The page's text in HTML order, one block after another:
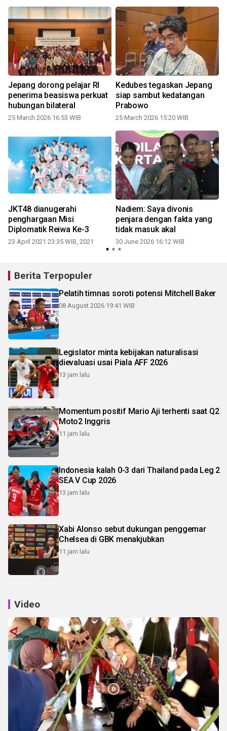
Jepang dorong pelajar RI
penerima beasiswa perkuat
hubungan bilateral
25 March 2026 16:53 WIB
Kedubes tegaskan Jepang
siap sambut kedatangan
Prabowo
25 March 2026 15:20 WIB
JKT48 dianugerahi
penghargaan Misi
Diplomatik Reiwa Ke-3
23 April 2021 23:35 WIB, 2021
Nadiem: Saya divonis
penjara dengan fakta yang
tidak masuk akal
30 June 2026 16:12 WIB
Berita Terpopuler
Pelatih timnas soroti potensi Mitchell Baker
08 August 2026 19:41 WIB
Legislator minta kebijakan naturalisasi
dievaluasi usai Piala AFF 2026
13 jam lalu
Momentum positif Mario Aji terhenti saat Q2
Moto2 Inggris
11 jam lalu
Indonesia kalah 0-3 dari Thailand pada Leg 2
SEA V Cup 2026
13 jam lalu
Xabi Alonso sebut dukungan penggemar
Chelsea di GBK menakjubkan
11 jam lalu
Video